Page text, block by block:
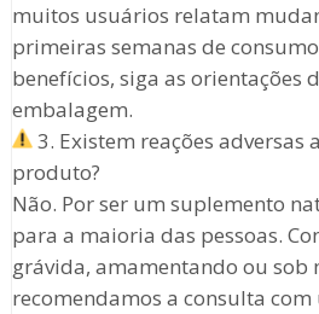
muitos usuários relatam
primeiras semanas de
benefícios, siga as orientações
embalagem.
3. Existem reações adversas
produto?
Não. Por ser um suplemento
para a maioria das pessoas.
grávida, amamentando ou sob
recomendamos a consulta